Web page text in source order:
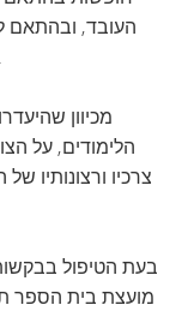
העובד, ובהתאם
הרלוונטי או למדיניות הרלוונטית.
מכיוון
הלימודים, על
צרכיו ורצונותיו
בעת הטיפול
מועצת בית הספר